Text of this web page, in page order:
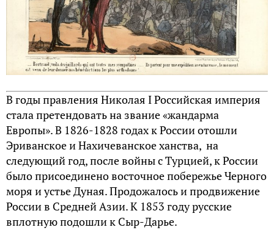
В годы правления Николая I Российская империя
стала претендовать на звание «жандарма
Европы». В 1826-1828 годах к России отошли
Эриванское и Нахичеванское ханства, на
следующий год, после войны с Турцией, к России
было присоединено восточное побережье Черного
моря и устье Дуная. Продожалось и продвижение
России в Средней Азии. К 1853 году русские
вплотную подошли к Сыр-Дарье.